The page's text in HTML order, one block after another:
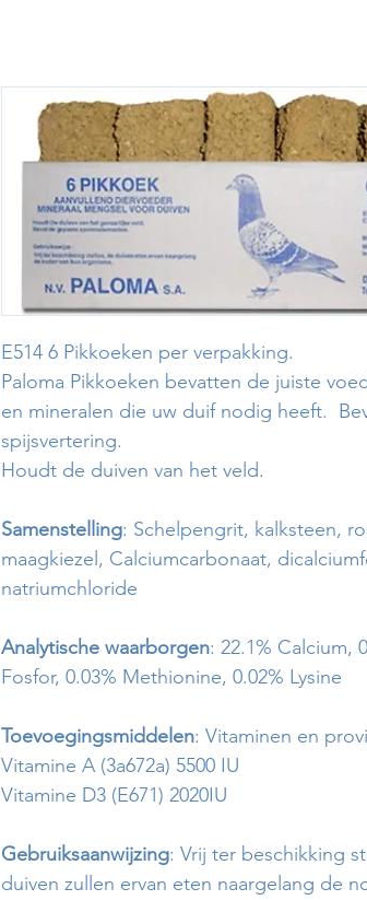
E514 6 Pikkoeken per verpakking.
Paloma Pikkoeken bevatten de juiste
en mineralen die uw duif nodig heeft.
spijsvertering.
Houdt de duiven van het veld.
Samenstelling: Schelpengrit, kalksteen,
maagkiezel, Calciumcarbonaat,
natriumchloride
Analytische waarborgen: 22.1% Calcium,
Fosfor, 0.03% Methionine, 0.02% Lysine
Toevoegingsmiddelen: Vitaminen en
Vitamine A (3a672a) 5500 IU
Vitamine D3 (E671) 2020IU
Gebruiksaanwijzing: Vrij ter beschikking
duiven zullen ervan eten naargelang de